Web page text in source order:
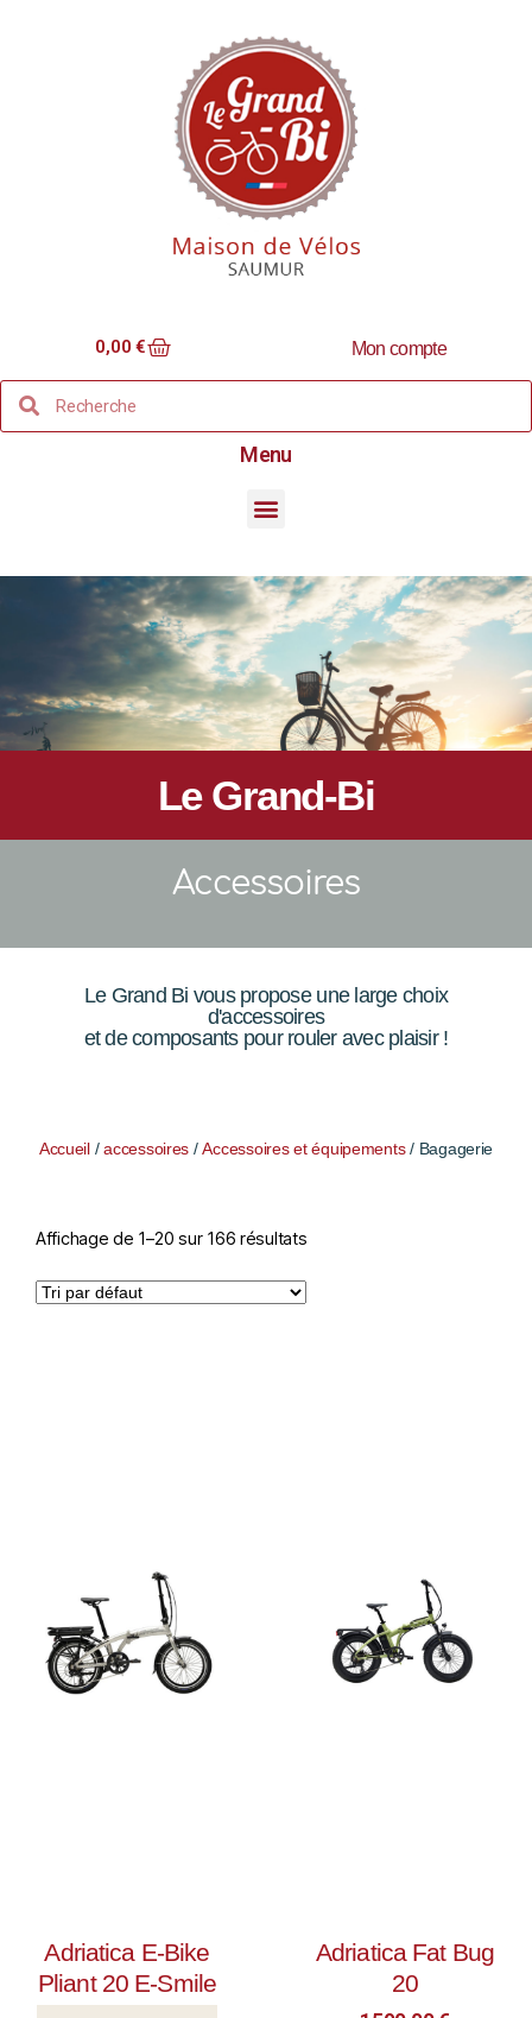
0,00€ Mon compte
Menu
Le Grand-Bi
Accessoires
Le Grand Bi vous propose une large choix
d'accessoires
et de composants pour rouler avec plaisir !
Accueil/accessoires /Accessoires et équipements/ Bagagerie
Affichage de 1–20 sur 166 résultats
Adriatica E-Bike
Pliant 20 E-Smile
Adriatica Fat Bug
20